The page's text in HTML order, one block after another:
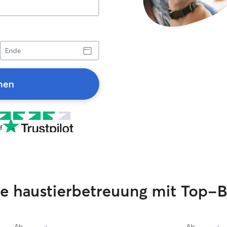
Ende
haustierbetreuung mit Top-